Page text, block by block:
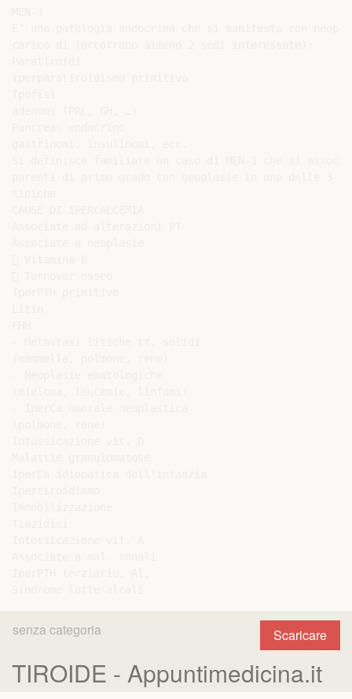
Scaricare
senza categoria
TIROIDE - Appuntimedicina.it